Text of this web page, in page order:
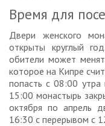
Время для
Двери женского
открыты круглый
обители может
которое на Кипре
попасть с 08:00
15:00 монастырь
октября по апрель
16:30 с перерывом с